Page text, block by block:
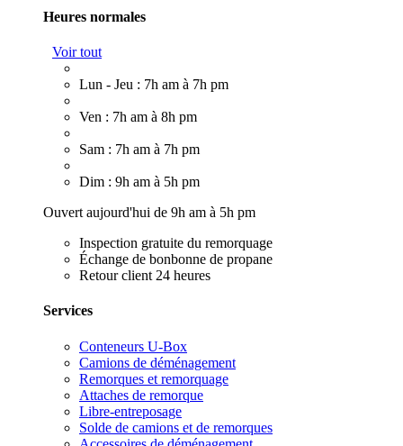
Heures normales
Voir tout
Lun - Jeu : 7h am à 7h pm
Ven : 7h am à 8h pm
Sam : 7h am à 7h pm
Dim : 9h am à 5h pm
Ouvert aujourd'hui de 9h am à 5h pm
Inspection gratuite du remorquage
Échange de bonbonne de propane
Retour client 24 heures
Services
Conteneurs U-Box
Camions de déménagement
Remorques et remorquage
Attaches de remorque
Libre-entreposage
Solde de camions et de remorques